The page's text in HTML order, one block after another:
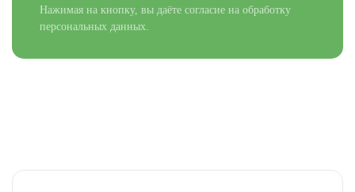
Нажимая на кнопку, вы даёте согласие на обработку
персональных данных.